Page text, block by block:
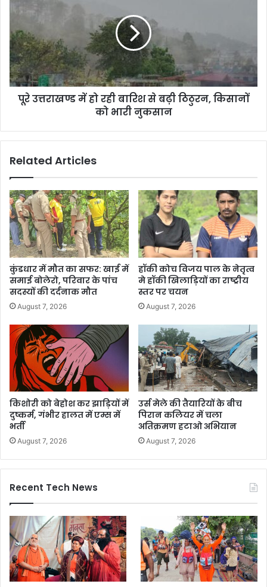
पूरे उत्तराखण्ड में हो रही बारिश से बढ़ी ठिठुरन, किसानों
को भारी नुकसान
Related Articles
कुंडधार में मौत का सफर: खाई में
समाई बोलेरो, परिवार के पांच
सदस्यों की दर्दनाक मौत
August 7, 2026
हॉकी कोच विजय पाल के नेतृत्व
मे हॉकी खिलाड़ियों का राष्ट्रीय
स्तर पर चयन
August 7, 2026
किशोरी को बेहोश कर झाड़ियों में
दुष्कर्म, गंभीर हालत में एम्स में
भर्ती
August 7, 2026
उर्स मेले की तैयारियों के बीच
पिरान कलियर में चला
अतिक्रमण हटाओ अभियान
August 7, 2026
Recent Tech News